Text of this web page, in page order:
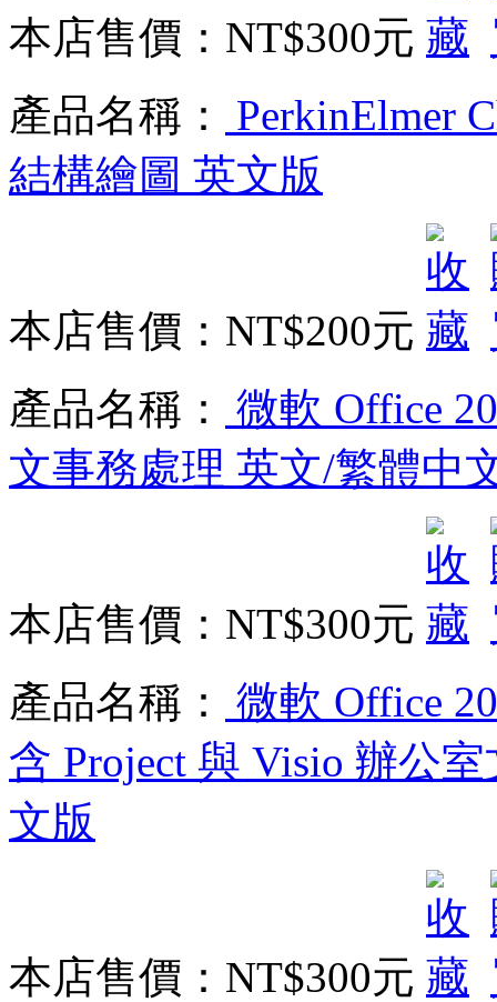
本店售價： NT$300元
產品名稱：
PerkinElmer
結構繪圖 英文版
本店售價： NT$200元
產品名稱：
微軟 Office
文事務處理 英文/繁體中
本店售價： NT$300元
產品名稱：
微軟 Office
含 Project 與 Visio 辦公
文版
本店售價： NT$300元